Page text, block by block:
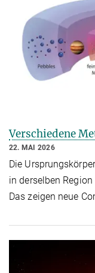
Verschiedene
22. MAI 2026
Die
in derselben
Das zeigen neue